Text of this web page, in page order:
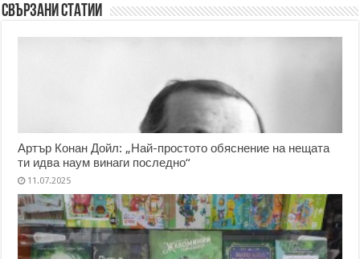
Свързани статии
Артър Конан Дойл: „Най-простото обяснение на нещата
ти идва наум винаги последно“
11.07.2025